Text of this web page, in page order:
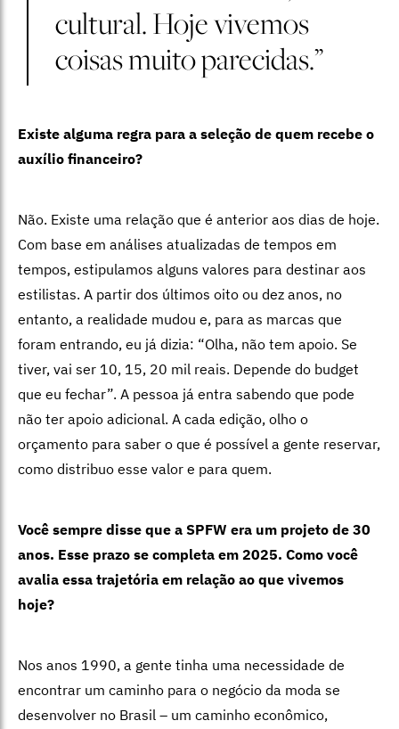
cultural. Hoje vivemos
coisas muito parecidas.”
Existe alguma regra para a seleção de quem recebe o
auxílio financeiro?
Não. Existe uma relação que é anterior aos dias de hoje.
Com base em análises atualizadas de tempos em
tempos, estipulamos alguns valores para destinar aos
estilistas. A partir dos últimos oito ou dez anos, no
entanto, a realidade mudou e, para as marcas que
foram entrando, eu já dizia: “Olha, não tem apoio. Se
tiver, vai ser 10, 15, 20 mil reais. Depende do budget
que eu fechar”. A pessoa já entra sabendo que pode
não ter apoio adicional. A cada edição, olho o
orçamento para saber o que é possível a gente reservar,
como distribuo esse valor e para quem.
Você sempre disse que a SPFW era um projeto de 30
anos. Esse prazo se completa em 2025. Como você
avalia essa trajetória em relação ao que vivemos
hoje?
Nos anos 1990, a gente tinha uma necessidade de
encontrar um caminho para o negócio da moda se
desenvolver no Brasil – um caminho econômico,